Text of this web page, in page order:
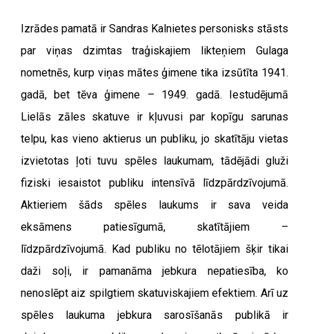
Izrādes pamatā ir Sandras Kalnietes personisks stāsts
par viņas dzimtas traģiskajiem likteņiem Gulaga
nometnēs, kurp viņas mātes ģimene tika izsūtīta 1941.
gadā, bet tēva ģimene – 1949. gadā. Iestudējumā
Lielās zāles skatuve ir kļuvusi par kopīgu sarunas
telpu, kas vieno aktierus un publiku, jo skatītāju vietas
izvietotas ļoti tuvu spēles laukumam, tādējādi gluži
fiziski iesaistot publiku intensīvā līdzpārdzīvojumā.
Aktieriem šāds spēles laukums ir sava veida
eksāmens patiesīgumā, skatītājiem –
līdzpārdzīvojumā. Kad publiku no tēlotājiem šķir tikai
daži soļi, ir pamanāma jebkura nepatiesība, ko
nenoslēpt aiz spilgtiem skatuviskajiem efektiem. Arī uz
spēles laukuma jebkura sarosīšanās publikā ir